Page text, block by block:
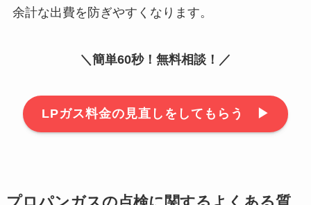
余計な出費を防ぎやすくなります。
＼簡単60秒！無料相談！／
LPガス料金の見直しをしてもらう ▶︎